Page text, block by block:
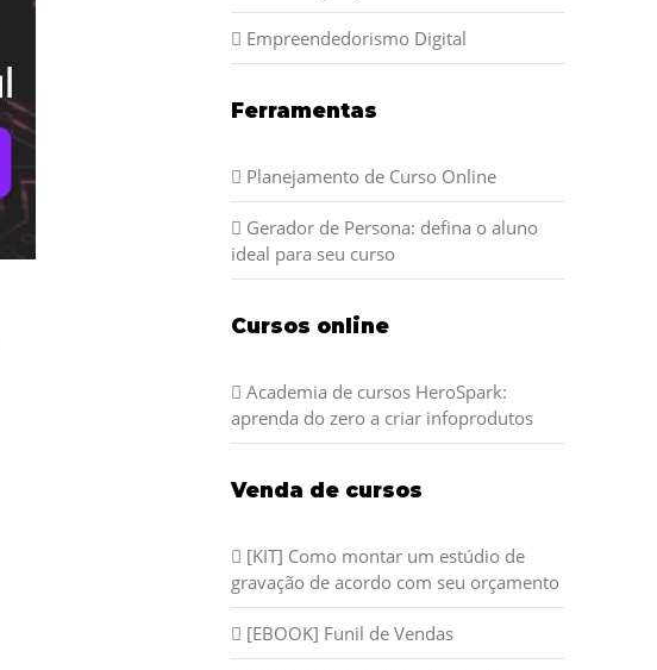
Empreendedorismo Digital
Ferramentas
Planejamento de Curso Online
Gerador de Persona: defina o aluno
ideal para seu curso
Cursos online
Academia de cursos HeroSpark:
aprenda do zero a criar infoprodutos
Venda de cursos
[KIT] Como montar um estúdio de
gravação de acordo com seu orçamento
[EBOOK] Funil de Vendas